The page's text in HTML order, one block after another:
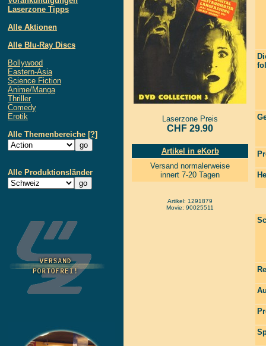
Laserzone Tipps
Alle Aktionen
Alle Blu-Ray Discs
Bollywood
Eastern-Asia
Science Fiction
Anime/Manga
Thriller
Comedy
Erotik
Alle Themenbereiche [?]
Alle Produktionsländer
Laserzone Preis
CHF 29.90
Artikel in eKorb
Versand normalerweise
innert 7-20 Tagen
Artikel: 1291879
Movie: 90025511